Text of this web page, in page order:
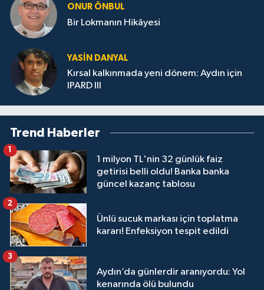
ONUR ÖNBUL
Bir Lokmanın Hikâyesi
YASIN DANYAL
Kırsal kalkınmada yeni dönem: Aydın için
IPARD III
Trend Haberler
1 milyon TL'nin 32 günlük faiz
getirisi belli oldu! Banka banka
güncel kazanç tablosu
1
Ünlü sucuk markası için toplatma
kararı! Enfeksiyon tespit edildi
2
Aydın’da günlerdir aranıyordu: Yol
kenarında ölü bulundu
3